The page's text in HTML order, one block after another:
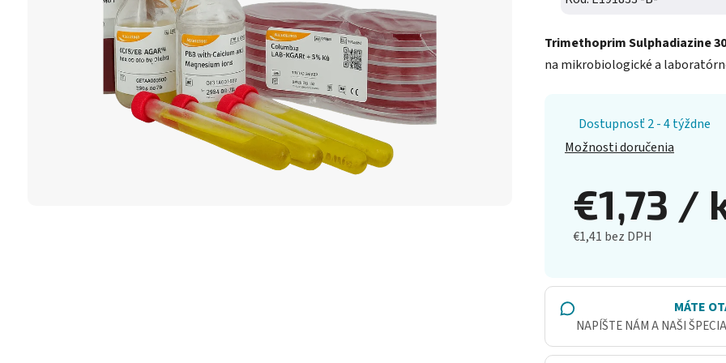
Trimethoprim Sulphadiazine
na mikrobiologické a
Dostupnosť 2 - 4 týždne
Možnosti doručenia
€1,73 /
€1,41 bez DPH
MÁTE
NAPÍŠTE NÁM A NAŠI